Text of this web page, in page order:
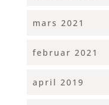
mars 2021
februar 2021
april 2019